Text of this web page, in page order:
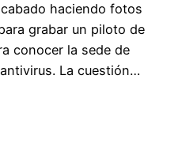
haciendo fotos
grabar un piloto de
conocer la sede de
La cuestión…